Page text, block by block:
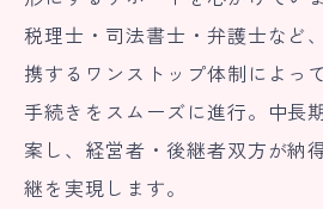
税理士・司法書士・弁護士など
携するワンストップ体制によっ
手続きをスムーズに進行。中長
案し、経営者・後継者双方が納
継を実現します。